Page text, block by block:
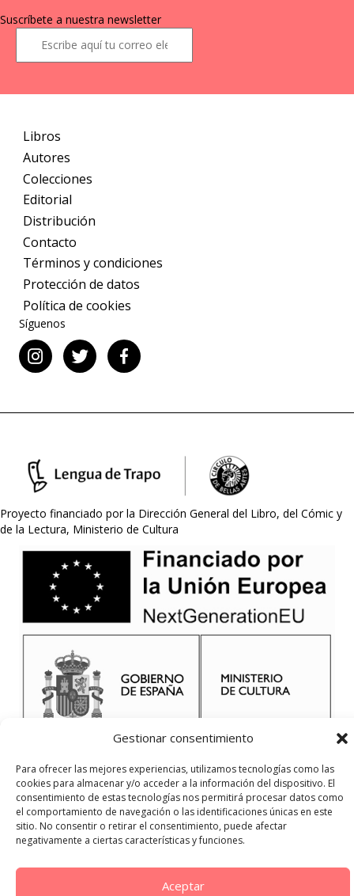
Gestionar consentimiento
Para ofrecer las mejores experiencias, utilizamos tecnologías como las
cookies para almacenar y/o acceder a la información del dispositivo. El
consentimiento de estas tecnologías nos permitirá procesar datos como
el comportamiento de navegación o las identificaciones únicas en este
sitio. No consentir o retirar el consentimiento, puede afectar
negativamente a ciertas características y funciones.
Aceptar
Suscríbete a nuestra newsletter
Libros
Autores
Colecciones
Editorial
Distribución
Contacto
Términos y condiciones
Protección de datos
Política de cookies
Síguenos
Proyecto financiado por la Dirección General del Libro, del Cómic y
de la Lectura, Ministerio de Cultura